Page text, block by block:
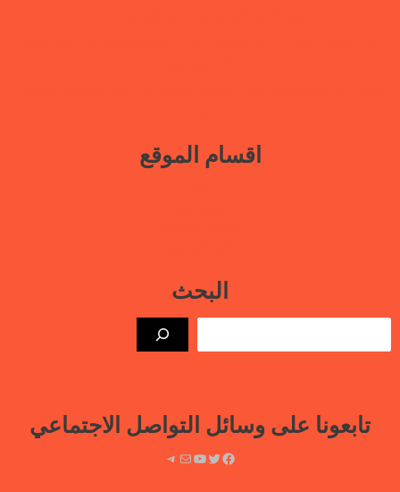
اقسام الموقع
البحث
تابعونا على وسائل التواصل الاجتماعي
فيسبوك تويتر يوتيوب بريد تيليجرام